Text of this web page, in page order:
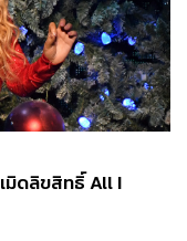
มิดลิขสิทธิ์ All I